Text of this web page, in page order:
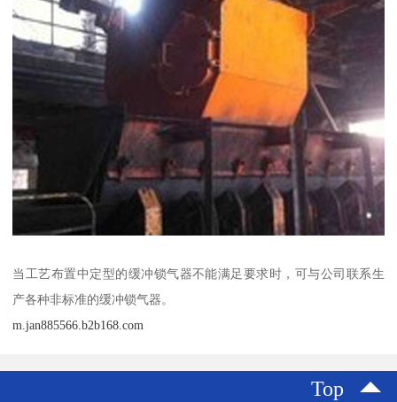
当工艺布置中定型的缓冲锁气器不能满足要求时，可与公司联系生
产各种非标准的缓冲锁气器。
m.jan885566.b2b168.com
Top